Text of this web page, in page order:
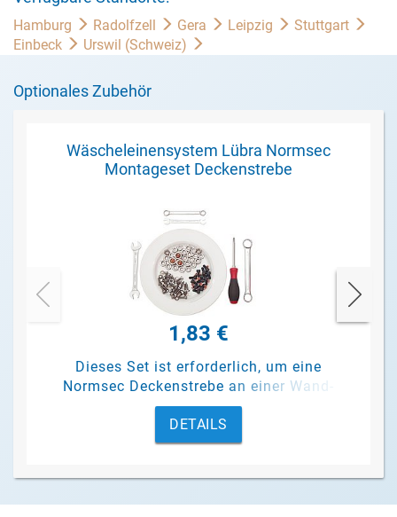
Hamburg Radolfzell Gera Leipzig
Stuttgart
Einbeck
Urswil (Schweiz)
Optionales Zubehör
Wäscheleinensystem Lübra Normsec
Montageset Deckenstrebe
1,83 €
Dieses Set ist erforderlich, um eine
Normsec Deckenstrebe an einer Wand-
Deckenkonsole und am Gebäude zu
befestigen.
DETAILS